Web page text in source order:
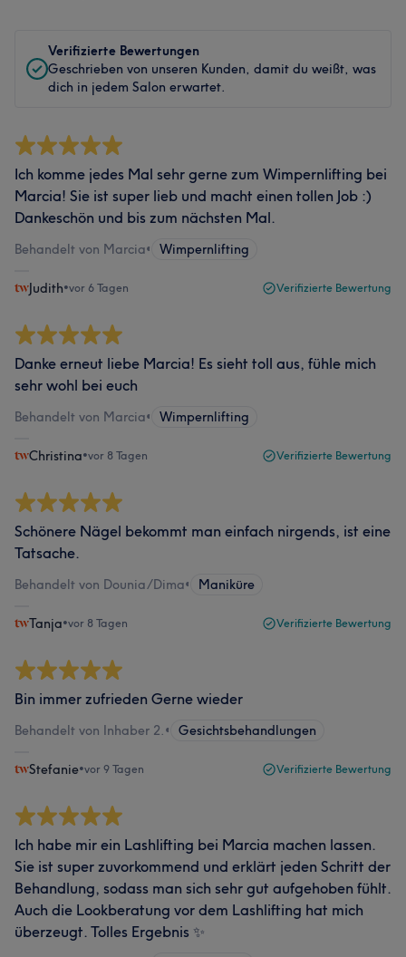
Verifizierte Bewertungen
Geschrieben von unseren Kunden, damit du weißt, was
dich in jedem Salon erwartet.
Ich komme jedes Mal sehr gerne zum Wimpernlifting bei
Marcia! Sie ist super lieb und macht einen tollen Job :)
Dankeschön und bis zum nächsten Mal.
Behandelt von Marcia• Wimpernlifting
Judith•vor 6 Tagen Verifizierte Bewertung
Danke erneut liebe Marcia! Es sieht toll aus, fühle mich
sehr wohl bei euch
Behandelt von Marcia• Wimpernlifting
Christina•vor 8 Tagen Verifizierte Bewertung
Schönere Nägel bekommt man einfach nirgends, ist eine
Tatsache.
Behandelt von Dounia/Dima• Maniküre
Tanja•vor 8 Tagen Verifizierte Bewertung
Bin immer zufrieden Gerne wieder
Behandelt von Inhaber 2.• Gesichtsbehandlungen
Stefanie•vor 9 Tagen Verifizierte Bewertung
Ich habe mir ein Lashlifting bei Marcia machen lassen.
Sie ist super zuvorkommend und erklärt jeden Schritt der
Behandlung, sodass man sich sehr gut aufgehoben fühlt.
Auch die Lookberatung vor dem Lashlifting hat mich
überzeugt. Tolles Ergebnis ✨